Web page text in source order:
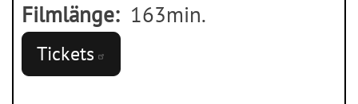
Filmlänge
163min.
Tickets